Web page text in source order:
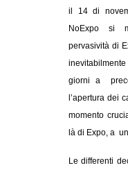
il 14 di
NoExpo si
pervasività di
giorni a
l’apertura dei
momento
là di Expo, a
Le differenti